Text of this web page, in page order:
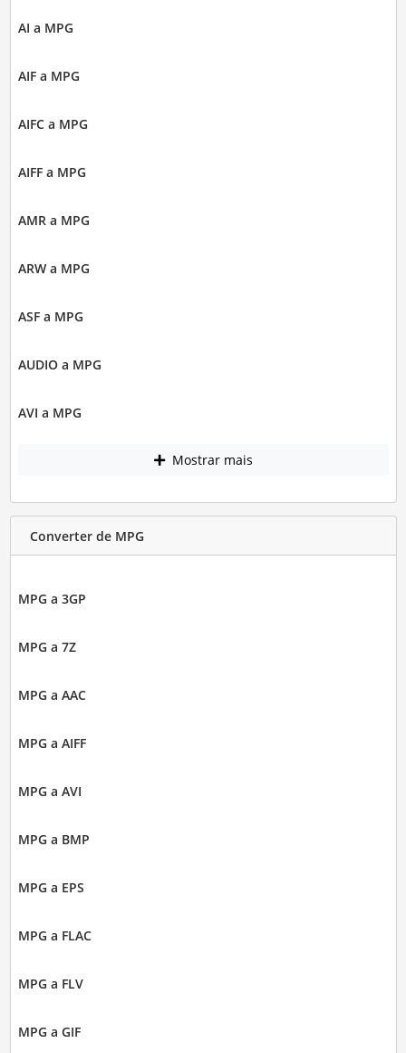
AI a MPG
AIF a MPG
AIFC a MPG
AIFF a MPG
AMR a MPG
ARW a MPG
ASF a MPG
AUDIO a MPG
AVI a MPG
Mostrar mais
Converter de MPG
MPG a 3GP
MPG a 7Z
MPG a AAC
MPG a AIFF
MPG a AVI
MPG a BMP
MPG a EPS
MPG a FLAC
MPG a FLV
MPG a GIF